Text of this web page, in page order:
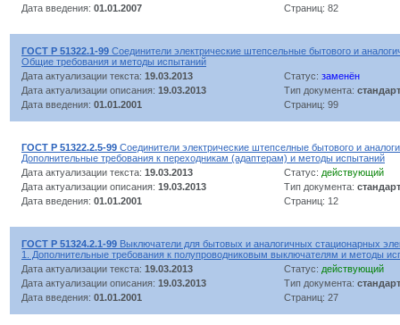
Дата введения: 01.01.2007 Страниц: 82
ГОСТ Р 51322.1-99 Соединители электрические штепсельные бытового и
Общие требования и методы испытаний
Дата актуализации текста: 19.03.2013 Статус: заменён
Дата актуализации описания: 19.03.2013 Тип документа: стандарт
Дата введения: 01.01.2001 Страниц: 99
ГОСТ Р 51322.2.5-99 Соединители электрические штепселные бытового и
Дополнительные требования к переходникам (адаптерам) и методы испытаний
Дата актуализации текста: 19.03.2013 Статус: действующий
Дата актуализации описания: 19.03.2013 Тип документа: стандарт
Дата введения: 01.01.2001 Страниц: 12
ГОСТ Р 51324.2.1-99 Выключатели для бытовых и аналогичных стационарных
1. Дополнительные требования к полупроводниковым выключателям и методы
Дата актуализации текста: 19.03.2013 Статус: действующий
Дата актуализации описания: 19.03.2013 Тип документа: стандарт
Дата введения: 01.01.2001 Страниц: 27